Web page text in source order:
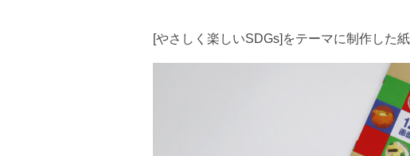
[やさしく楽しいSDGs]をテーマに制作した